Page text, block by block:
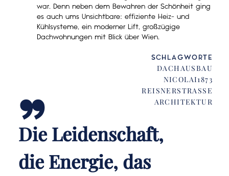
war. Denn neben dem Bewahren der Schönheit ging
es auch ums Unsichtbare: effiziente Heiz- und
Kühlsysteme, ein moderner Lift, großzügige
Dachwohnungen mit Blick über Wien.
SCHLAGWORTE
DACHAUSBAU
NICOLAI1873
REISNERSTRASSE
ARCHITEKTUR
„
Die Leidenschaft,
die Energie, das